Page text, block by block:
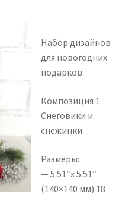
Набор дизайнов
для новогодних
подарков.
Композиция 1.
Снеговики и
снежинки.
Размеры:
— 5.51″x 5.51″
(140×140 мм) 18